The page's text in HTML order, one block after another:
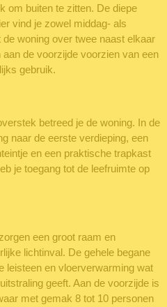
om buiten te zitten. De diepe
vind je zowel middag- als
woning over twee naast elkaar
de voorzijde voorzien van een
gebruik.
betreed je de woning. In de
naar de eerste verdieping, een
en een praktische trapkast
je toegang tot de leefruimte op
een groot raam en
lichtinval. De gehele begane
leisteen en vloerverwarming wat
geeft. Aan de voorzijde is
met gemak 8 tot 10 personen